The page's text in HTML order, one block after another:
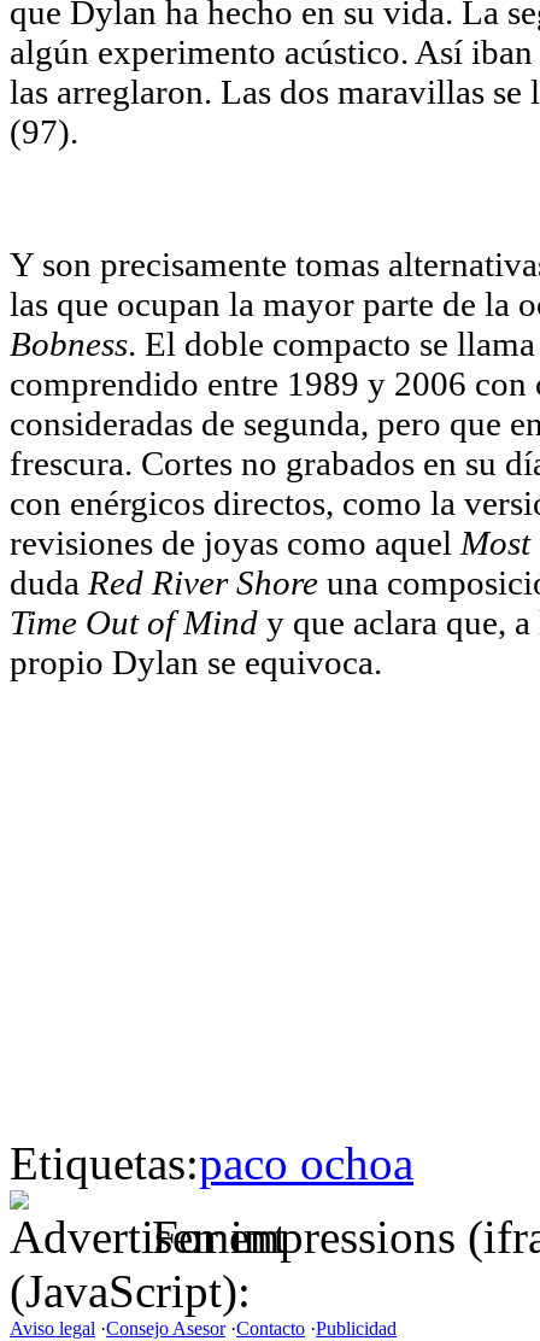
que Dylan ha hecho en su vida. La
algún experimento acústico. Así iban
las arreglaron. Las dos maravillas
(97).
Y son precisamente tomas
las que ocupan la mayor parte de la
Bobness. El doble compacto se
comprendido entre 1989 y 2006 con
consideradas de segunda, pero que
frescura. Cortes no grabados en su
con enérgicos directos, como la
revisiones de joyas como aquel
duda Red River Shore una
Time Out of Mind y que aclara que,
propio Dylan se equivoca.
Etiquetas:paco ochoa
For impressions
(JavaScript):
Aviso legal ·Consejo Asesor·Contacto ·Publicidad